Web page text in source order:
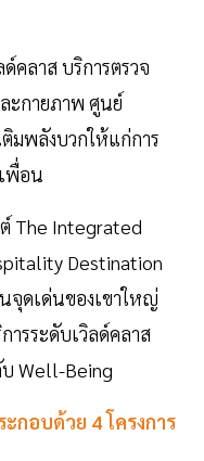
คลาส บริการตรวจ
กายภาพ ศูนย์
มพลังบวกให้แก่การ
พื่อน
The Integrated
Destination
จุดเด่นของเขาใหญ่
รระดับเวิลด์คลาส
Well-Being
กอบด้วย 4 โครงการ